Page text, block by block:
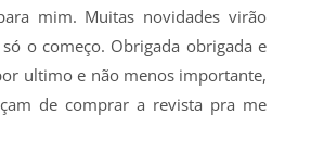
mim. Muitas novidades virão
o começo. Obrigada obrigada e
ultimo e não menos importante,
de comprar a revista pra me